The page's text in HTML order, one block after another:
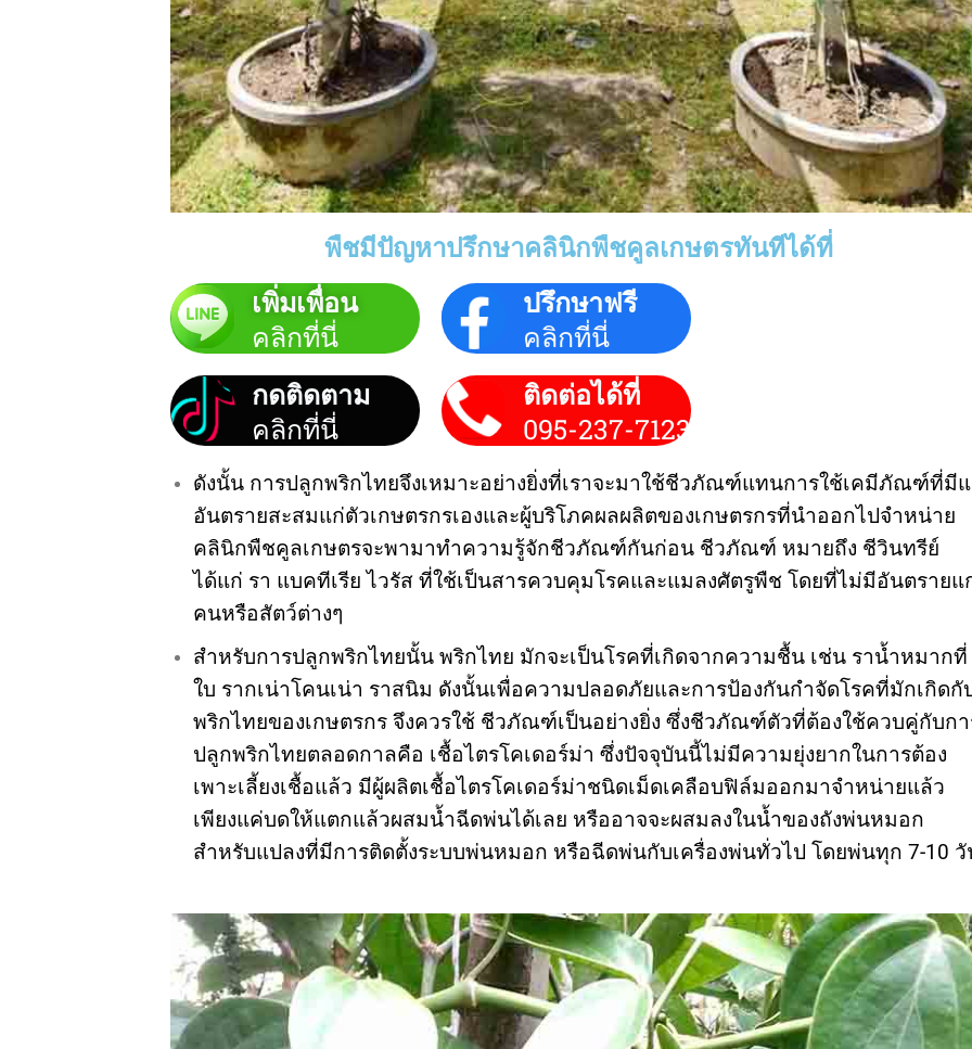
พืชมีปัญหาปรึกษาคลินิกพืชคูลเกษตรทันทีได้ที่
เพิ่มเพื่อน
คลิกที่นี่
ปรึกษาฟรี
คลิกที่นี่
กดติดตาม
คลิกที่นี่
ติดต่อได้ที่
095-237-7123
ดังนั้น การปลูกพริกไทยจึงเหมาะอย่างยิ่งที่เราจะมาใช้ชีวภัณฑ์แทนการใช้เคมีภัณฑ์ที่มี
อันตรายสะสมแก่ตัวเกษตรกรเองและผู้บริโภคผลผลิตของเกษตรกรที่นำออกไปจำหน่าย
คลินิกพืชคูลเกษตรจะพามาทำความรู้จักชีวภัณฑ์กันก่อน ชีวภัณฑ์ หมายถึง ชีวินทรีย์
ได้แก่ รา แบคทีเรีย ไวรัส ที่ใช้เป็นสารควบคุมโรคและแมลงศัตรูพืช โดยที่ไม่มีอันตรายแ
คนหรือสัตว์ต่างๆ
สำหรับการปลูกพริกไทยนั้น พริกไทย มักจะเป็นโรคที่เกิดจากความชื้น เช่น ราน้ำหมากที่
ใบ รากเน่าโคนเน่า ราสนิม ดังนั้นเพื่อความปลอดภัยและการป้องกันกำจัดโรคที่มักเกิดกั
พริกไทยของเกษตรกร จึงควรใช้ ชีวภัณฑ์เป็นอย่างยิ่ง ซึ่งชีวภัณฑ์ตัวที่ต้องใช้ควบคู่กับกา
ปลูกพริกไทยตลอดกาลคือ เชื้อไตรโคเดอร์ม่า ซึ่งปัจจุบันนี้ไม่มีความยุ่งยากในการต้อง
เพาะเลี้ยงเชื้อแล้ว มีผู้ผลิตเชื้อไตรโคเดอร์ม่าชนิดเม็ดเคลือบฟิล์มออกมาจำหน่ายแล้ว
เพียงแค่บดให้แตกแล้วผสมน้ำฉีดพ่นได้เลย หรืออาจจะผสมลงในน้ำของถังพ่นหมอก
สำหรับแปลงที่มีการติดตั้งระบบพ่นหมอก หรือฉีดพ่นกับเครื่องพ่นทั่วไป โดยพ่นทุก 7-10